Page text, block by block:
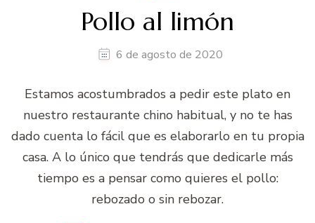
Pollo al limón
6 de agosto de 2020
Estamos acostumbrados a pedir este plato en
nuestro restaurante chino habitual, y no te has
dado cuenta lo fácil que es elaborarlo en tu propia
casa. A lo único que tendrás que dedicarle más
tiempo es a pensar como quieres el pollo:
rebozado o sin rebozar.